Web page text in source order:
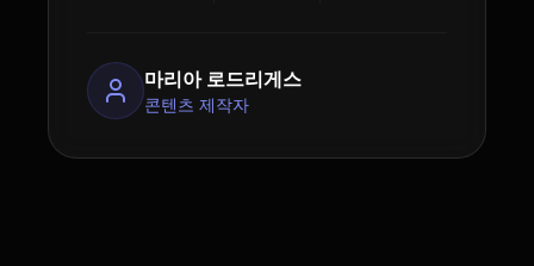
마리아 로드리게스
콘텐츠 제작자